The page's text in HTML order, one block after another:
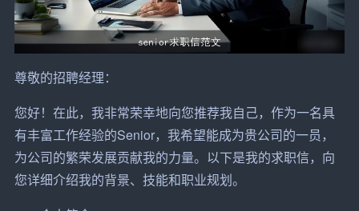
尊敬的招聘经理：
您好！在此，我非常荣幸地向您推荐我自己，作为一名具
有丰富工作经验的Senior，我希望能成为贵公司的一员，
为公司的繁荣发展贡献我的力量。以下是我的求职信，向
您详细介绍我的背景、技能和职业规划。